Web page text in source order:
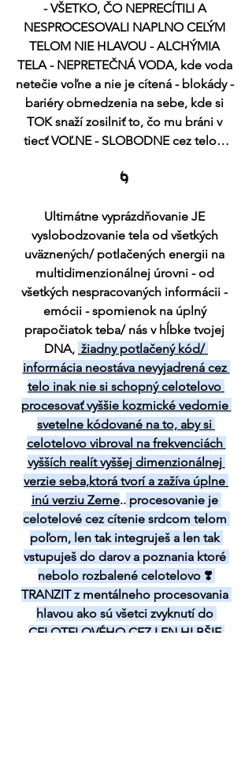
- VŠETKO, ČO NEPRECÍTILI A
NESPROCESOVALI NAPLNO CELÝM
TELOM NIE HLAVOU - ALCHÝMIA
TELA - NEPRETEČNÁ VODA, kde voda
netečie voľne a nie je cítená - blokády -
bariéry obmedzenia na sebe, kde si
TOK snaží zosilniť to, čo mu bráni v
tiecť VOĽNE - SLOBODNE cez telo…
🌀
Ultimátne vyprázdňovanie JE
vyslobodzovanie tela od všetkých
uväznených/ potlačených energii na
multidimenzionálnej úrovni - od
všetkých nespracovaných informácii -
emócii - spomienok na úplný
prapočiatok teba/ nás v hĺbke tvojej
DNA, žiadny potlačený kód/
informácia neostáva nevyjadrená cez
telo inak nie si schopný celotelovo
procesovať vyššie kozmické vedomie
svetelne kódované na to, aby si
celotelovo vibroval na frekvenciách
vyšších realít vyššej dimenzionálnej
verzie seba,ktorá tvorí a zažíva úplne
inú verziu Zeme.. procesovanie je
celotelové cez cítenie srdcom telom
poľom, len tak integruješ a len tak
vstupuješ do darov a poznania ktoré
nebolo rozbalené celotelovo ❣️
TRANZIT z mentálneho procesovania
hlavou ako sú všetci zvyknutí do
CELOTELOVÉHO CEZ LEN HLBŠIE